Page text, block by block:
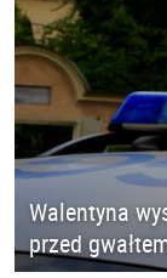
Walentyna
przed